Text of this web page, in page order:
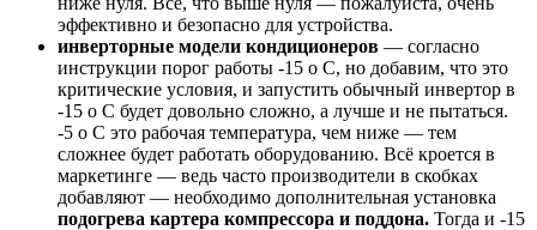
эффективно и безопасно для устройства.
инверторные модели кондиционеров — согласно
инструкции порог работы -15 о С, но добавим, что это
критические условия, и запустить обычный инвертор в
-15 о С будет довольно сложно, а лучше и не пытаться.
-5 о С это рабочая температура, чем ниже — тем
сложнее будет работать оборудованию. Всё кроется в
маркетинге — ведь часто производители в скобках
добавляют — необходимо дополнительная установка
подогрева картера компрессора и поддона. Тогда и -15